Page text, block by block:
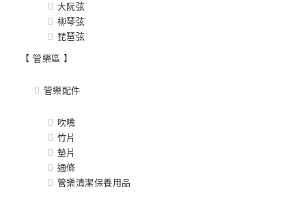
大阮弦
柳琴弦
琵琶弦
【 管樂區 】
管樂配件
吹嘴
竹片
墊片
通條
管樂清潔保養用品